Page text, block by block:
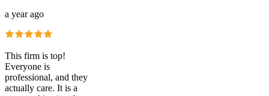
a year ago
This firm is top!
Everyone is
professional, and they
actually care. It is a